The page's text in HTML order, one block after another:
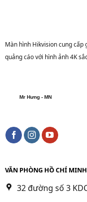
Màn hình Hikvision cung
quảng cáo với hình ảnh 4K
Mr Hưng - MN
VĂN PHÒNG HỒ CHÍ MINH
32 đường số 3